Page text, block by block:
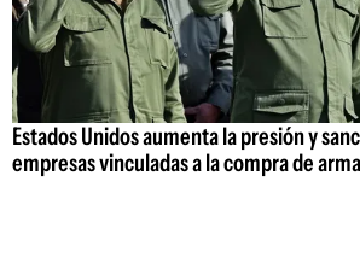
Estados Unidos aumenta la presión y
empresas vinculadas a la compra de